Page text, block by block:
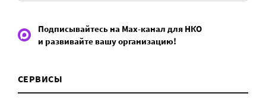
Подписывайтесь на Max-канал для НКО
и развивайте вашу организацию!
СЕРВИСЫ